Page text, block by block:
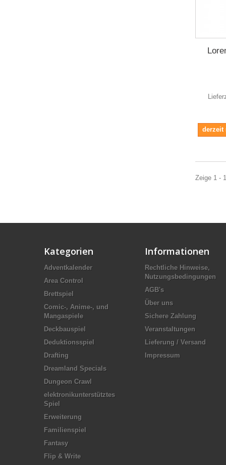
derzeit
Zeige 1 -
Kategorien
Adventkalender
Area Control
Brettspiel
Comic-, Anime-, und
Mangaspiele
Deckbauspiel
Deduktionsspiel
Drafting
Dreamland Specials
Dungeon Crawl
elektronikunterstütztes
Spiel
Erweiterung
Familienspiel
Fantasy
Flip & Write
Informationen
Rechtliche Hinweise,
Nutzungsbedingungen
AGB's
Über uns
Sichere Zahlung
Veranstaltungen
Lieferung / Versand
Impressum